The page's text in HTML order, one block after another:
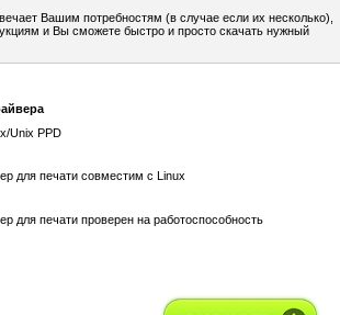
Вашим потребностям (в случае если их несколько),
и Вы сможете быстро и просто скачать нужный
Unix PPD
для печати совместим с Linux
для печати проверен на работоспособность